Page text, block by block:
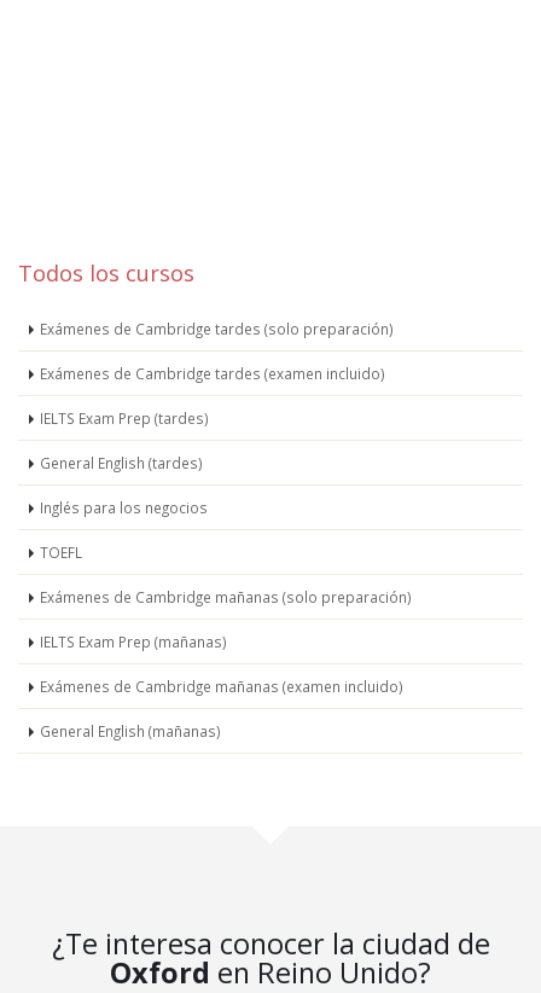
Todos los cursos
Exámenes de Cambridge tardes (solo preparación)
Exámenes de Cambridge tardes (examen incluido)
IELTS Exam Prep (tardes)
General English (tardes)
Inglés para los negocios
TOEFL
Exámenes de Cambridge mañanas (solo preparación)
IELTS Exam Prep (mañanas)
Exámenes de Cambridge mañanas (examen incluido)
General English (mañanas)
¿Te interesa conocer la ciudad de
Oxford en Reino Unido?